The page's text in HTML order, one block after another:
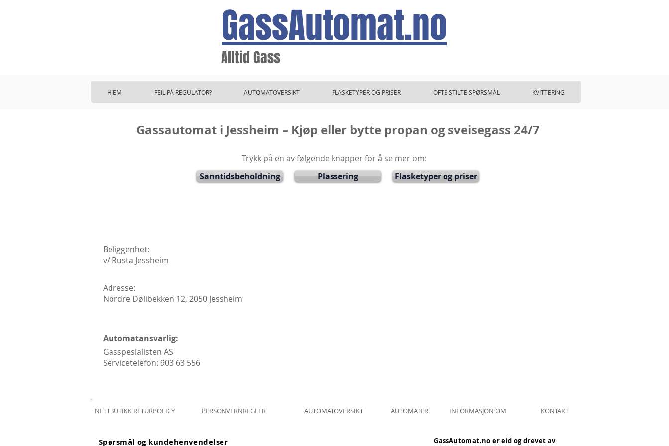
GassAutomat.no
Alltid Gass
HJEM FEIL PÅ REGULATOR? AUTOMATOVERSIKT FLASKETYPER OG PRISER OFTE STILTE SPØRSMÅL KVITTERING
Gassautomat i Jessheim – Kjøp eller bytte propan og sveisegass 24/7
Trykk på en av følgende knapper for å se mer om:
Sanntidsbeholdning
Plassering Flasketyper og priser
Beliggenhet:
v/ Rusta Jessheim
Adresse:
Nordre Dølibekken 12, 2050 Jessheim
Automatansvarlig:
Gasspesialisten AS
Servicetelefon: 903 63 556
NETTBUTIKK RETURPOLICY PERSONVERNREGLER
Spørsmål og kundehenvendelser
AUTOMATOVERSIKT AUTOMATER INFORMASJON OM KONTAKT
GassAutomat.no er eid og drevet av